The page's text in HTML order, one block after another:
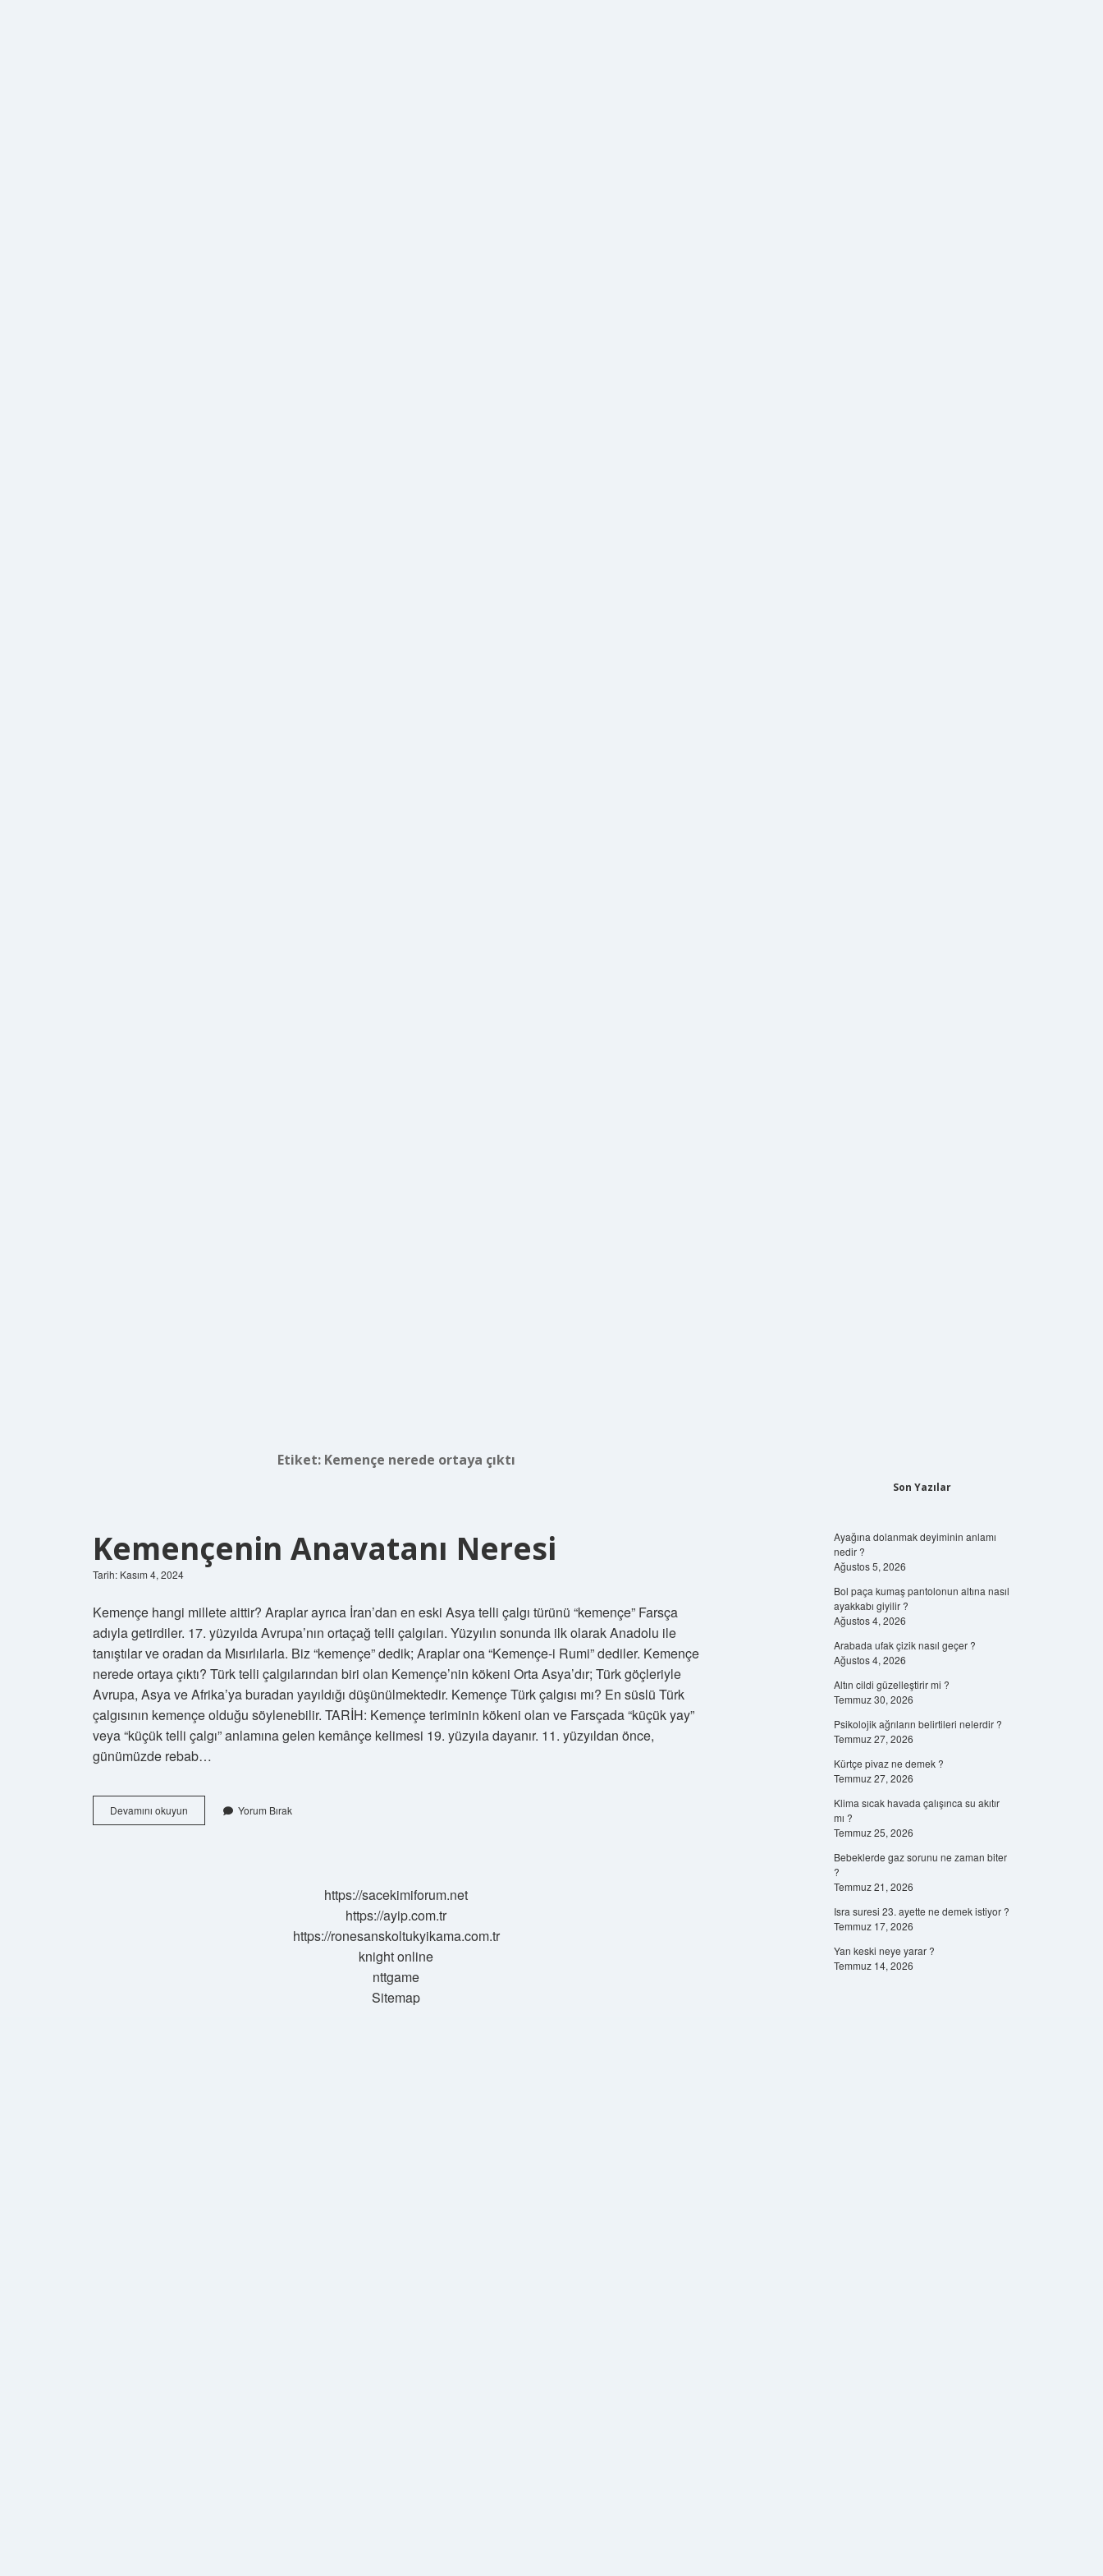
Etiket: Kemençe nerede ortaya çıktı
Kemençenin Anavatanı Neresi
Tarih: Kasım 4, 2024
Kemençe hangi millete aittir? Araplar ayrıca İran’dan en eski Asya telli çalgı türünü “kemençe” Farsça
adıyla getirdiler. 17. yüzyılda Avrupa’nın ortaçağ telli çalgıları. Yüzyılın sonunda ilk olarak Anadolu ile
tanıştılar ve oradan da Mısırlılarla. Biz “kemençe” dedik; Araplar ona “Kemençe-i Rumi” dediler. Kemençe
nerede ortaya çıktı? Türk telli çalgılarından biri olan Kemençe’nin kökeni Orta Asya’dır; Türk göçleriyle
Avrupa, Asya ve Afrika’ya buradan yayıldığı düşünülmektedir. Kemençe Türk çalgısı mı? En süslü Türk
çalgısının kemençe olduğu söylenebilir. TARİH: Kemençe teriminin kökeni olan ve Farsçada “küçük yay”
veya “küçük telli çalgı” anlamına gelen kemânçe kelimesi 19. yüzyıla dayanır. 11. yüzyıldan önce,
günümüzde rebab…
Devamını okuyun Kemençenin
Anavatanı
Yorum Bırak
https://sacekimiforum.net
https://ayip.com.tr
https://ronesanskoltukyikama.com.tr
knight online
nttgame
Sitemap
Son Yazılar
Ayağına dolanmak deyiminin anlamı
nedir ?
Ağustos 5, 2026
Bol paça kumaş pantolonun altına nasıl
ayakkabı giyilir ?
Ağustos 4, 2026
Arabada ufak çizik nasıl geçer ?
Ağustos 4, 2026
Altın cildi güzelleştirir mi ?
Temmuz 30, 2026
Psikolojik ağrıların belirtileri nelerdir ?
Temmuz 27, 2026
Kürtçe pivaz ne demek ?
Temmuz 27, 2026
Klima sıcak havada çalışınca su akıtır
mı ?
Temmuz 25, 2026
Bebeklerde gaz sorunu ne zaman biter
?
Temmuz 21, 2026
Isra suresi 23. ayette ne demek istiyor ?
Temmuz 17, 2026
Yan keski neye yarar ?
Temmuz 14, 2026